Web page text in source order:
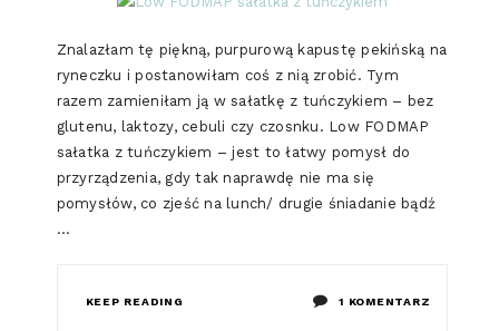
Znalazłam tę piękną, purpurową kapustę pekińską na
ryneczku i postanowiłam coś z nią zrobić. Tym
razem zamieniłam ją w sałatkę z tuńczykiem – bez
glutenu, laktozy, cebuli czy czosnku. Low FODMAP
sałatka z tuńczykiem – jest to łatwy pomysł do
przyrządzenia, gdy tak naprawdę nie ma się
pomysłów, co zjeść na lunch/ drugie śniadanie bądź
…
KEEP READING 1 KOMENTARZ